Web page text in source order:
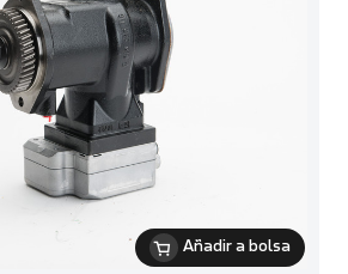
Añadir a bolsa